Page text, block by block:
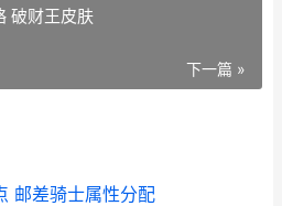
破财王皮肤
下一篇 »
邮差骑士属性分配